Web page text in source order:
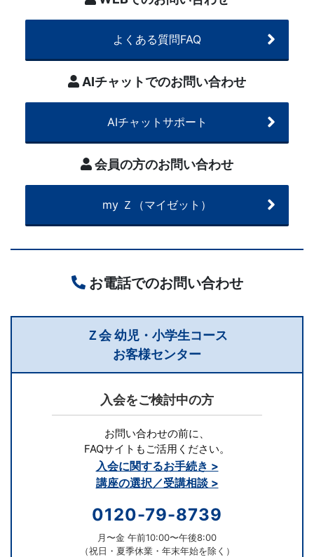
よくある質問FAQ
AIチャットでのお問い合わせ
AIチャットサポート
会員の方のお問い合わせ
my Ｚ（マイゼット）
お電話でのお問い合わせ
Ｚ会 幼児・小学生コース
お客様センター
入会をご検討中の方
お問い合わせの前に、
FAQサイトもご活用ください。
入会に関するお手続き >
講座の選択／受講相談 >
0120-79-8739
月〜金 午前10:00〜午後8:00
（祝日・夏季休業・年末年始を除く）